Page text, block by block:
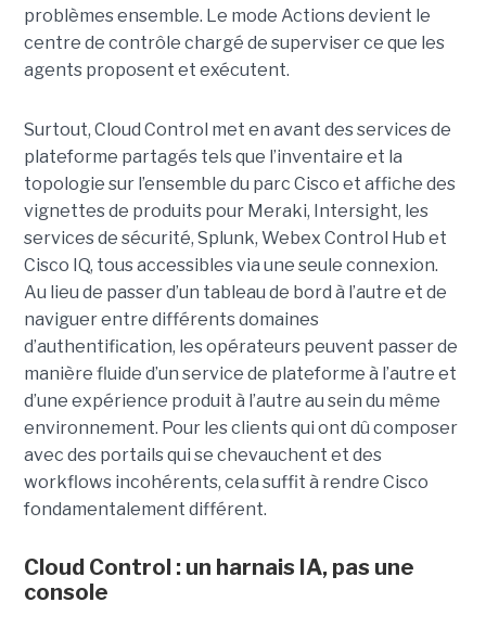
problèmes ensemble. Le mode Actions devient le
centre de contrôle chargé de superviser ce que les
agents proposent et exécutent.
Surtout, Cloud Control met en avant des services de
plateforme partagés tels que l’inventaire et la
topologie sur l’ensemble du parc Cisco et affiche des
vignettes de produits pour Meraki, Intersight, les
services de sécurité, Splunk, Webex Control Hub et
Cisco IQ, tous accessibles via une seule connexion.
Au lieu de passer d’un tableau de bord à l’autre et de
naviguer entre différents domaines
d’authentification, les opérateurs peuvent passer de
manière fluide d’un service de plateforme à l’autre et
d’une expérience produit à l’autre au sein du même
environnement. Pour les clients qui ont dû composer
avec des portails qui se chevauchent et des
workflows incohérents, cela suffit à rendre Cisco
fondamentalement différent.
Cloud Control : un harnais IA, pas une
console